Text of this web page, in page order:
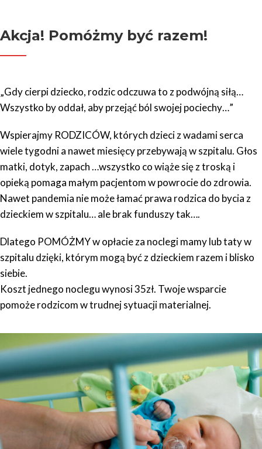
Akcja! Pomóżmy być razem!
„Gdy cierpi dziecko, rodzic odczuwa to z podwójną siłą…
Wszystko by oddał, aby przejąć ból swojej pociechy…”
Wspierajmy RODZICÓW, których dzieci z wadami serca
wiele tygodni a nawet miesięcy przebywają w szpitalu. Głos
matki, dotyk, zapach …wszystko co wiąże się z troską i
opieką pomaga małym pacjentom w powrocie do zdrowia.
Nawet pandemia nie może łamać prawa rodzica do bycia z
dzieckiem w szpitalu… ale brak funduszy tak….
Dlatego POMÓŻMY w opłacie za noclegi mamy lub taty w
szpitalu dzięki, którym mogą być z dzieckiem razem i blisko
siebie.
Koszt jednego noclegu wynosi 35zł. Twoje wsparcie
pomoże rodzicom w trudnej sytuacji materialnej.